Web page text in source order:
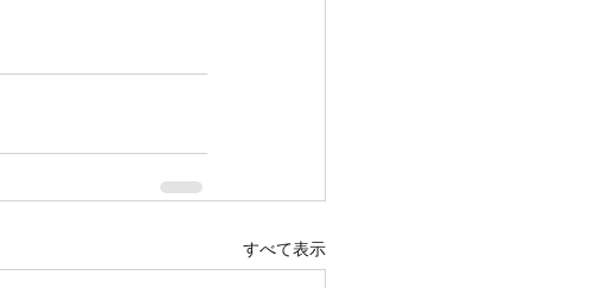
すべて表示